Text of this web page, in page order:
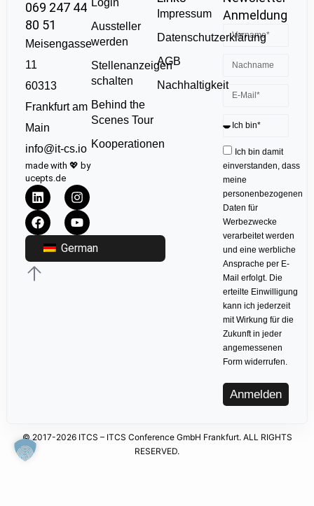
069 247 44
80 51
Meisengasse
11
60313
Frankfurt am
Main
info@it-cs.io
made with 💖 by
ucepts.de
German
Login
Aussteller
werden
Stellenanzeigen
schalten
Behind the
Scenes Tour
Kooperationen
Impressum
Datenschutzerklärung
AGB
Nachhaltigkeit
Anmeldung
Ich bin damit
einverstanden, dass
meine
personenbezogenen
Daten für
Werbezwecke
verarbeitet werden
und eine werbliche
Ansprache per E-
Mail erfolgt. Die
erteilte Einwilligung
kann ich jederzeit
mit Wirkung für die
Zukunft in jeder
angemessenen
Form widerrufen.
Anmelden
© 2017-2026 ITCS – ITCS Conference GmbH Frankfurt. ALL RIGHTS
RESERVED.